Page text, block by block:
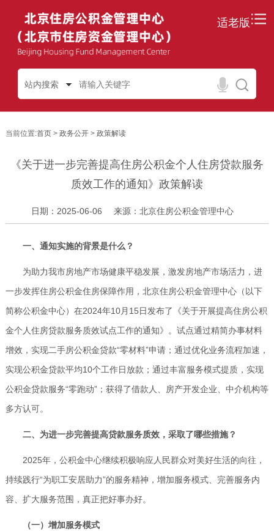
适老版
站内搜索
当前位置:首页> 政务公开> 政策解读
《关于进一步完善提高住房公积金个人住房贷款服务
质效工作的通知》政策解读
日期：2025-06-06 来源：北京住房公积金管理中心
一、通知实施的背景是什么？
为助力我市房地产市场健康平稳发展，激发房地产市场活力，进
一步发挥住房公积金住房保障作用，北京住房公积金管理中心（以下
简称公积金中心）在2024年10月15日发布了《关于开展提高住房公积
金个人住房贷款服务质效试点工作的通知》。试点通过精简办事材料
增效，实现二手房公积金贷款“零材料”申请；通过优化业务流程加速，
实现公积金贷款平均10个工作日放款；通过丰富服务模式提质，实现
公积金贷款服务“零跑动”；获得了借款人、房产开发企业、中介机构等
多方认可。
二、为进一步完善提高贷款服务质效，采取了哪些措施？
2025年，公积金中心继续积极响应人民群众对美好生活的向往，
持续践行“为职工安居助力”的服务精神，增加服务模式、完善服务内
容、扩大服务范围，真正把好事办好。
（一）增加服务模式